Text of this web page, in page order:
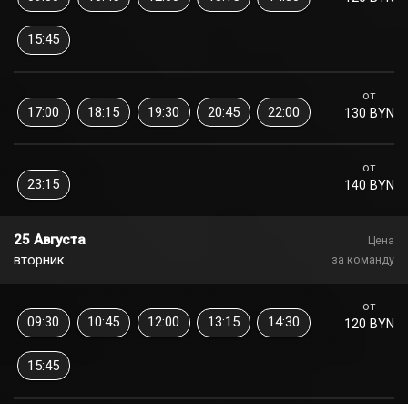
15:45
от
130 BYN
17:00 18:15 19:30 20:45 22:00
от
140 BYN
23:15
25 Августа
вторник
Цена
за команду
от
120 BYN
09:30 10:45 12:00 13:15 14:30
15:45